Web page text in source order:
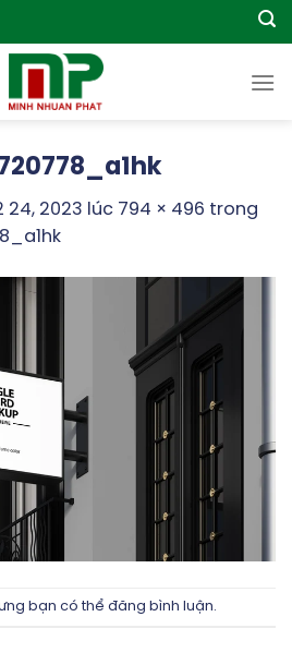
24, 2023 lúc 794 × 496 trong
bạn có thể đăng bình luận.